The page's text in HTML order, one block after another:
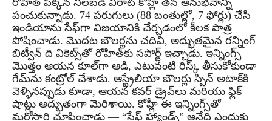
రోహిత్ పక్కన నిలబడి విరాట్ కోహ్లీ తన అనుభవాన్ని
పంచుకున్నాడు. 74 పరుగులు (88 బంతుల్లో, 7 ఫోర్లు) చేసి
ఇండియాను సేఫ్‌గా విజయానికి చేర్చడంలో కీలక పాత్ర
పోషించాడు. మొదట బౌలర్లను చదివి, అద్భుతమైన రన్నింగ్
బిట్వీన్ ది వికెట్స్‌తో రోహిత్‌కు సపోర్ట్ ఇచ్చాడు. ఇన్నింగ్స్
మొత్తం ఆయన కూల్‌గా ఆడి, ఎటువంటి రిస్క్ తీసుకోకుండా
గేమ్‌ను కంట్రోల్ చేశాడు. ఆస్ట్రేలియా బౌలర్లు స్పిన్ అటాక్‌కి
వెళ్ళినప్పుడు కూడా, ఆయన కవర్ డ్రైవ్‌లు మరియు ఫ్లిక్
షాట్లు అద్భుతంగా మెరిశాయి. కోహ్లీ ఈ ఇన్నింగ్స్‌తో
మరోసారి చూపించాడు — “సేఫ్ హ్యాండ్స్” అనేది ఎందుకు